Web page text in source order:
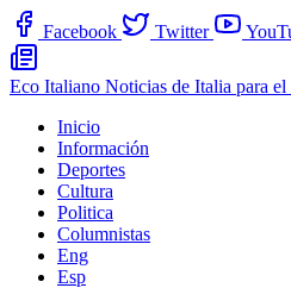
Facebook Twitter
Eco Italiano Noticias de Italia para el
Inicio
Información
Deportes
Cultura
Politica
Columnistas
Eng
Esp